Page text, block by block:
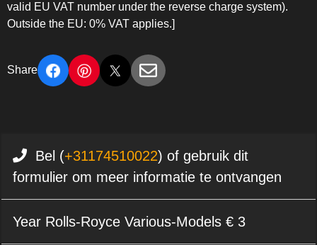
valid EU VAT number under the reverse charge system).
Outside the EU: 0% VAT applies.]
Share
Bel (+31174510022) of gebruik dit
formulier om meer informatie te ontvangen
Year Rolls-Royce Various-Models € 3